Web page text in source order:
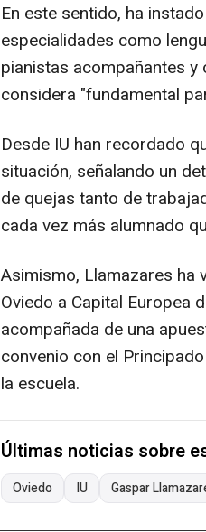
En este sentido, ha
especialidades como
pianistas acompañantes
considera "fundamental
Desde IU han recordado
situación, señalando un
de quejas tanto de
cada vez más alumnado
Asimismo, Llamazares ha
Oviedo a Capital Europea
acompañada de una
convenio con el
la escuela.
Últimas noticias sobre
Oviedo IU Gaspar